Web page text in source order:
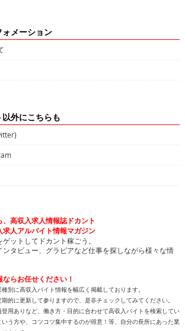
ォメーション
以外にこちらも
高収入求人情報誌ドカント
人アルバイト情報マガジン
ットしてドカント稼ごう。
タビュー、グラビアなど仕事を探しながら様々な情
らお任せください！
別に高収入バイト情報を幅広く掲載しております。
的に更新して参りますので、是非チェックしてみてください。
用ありなど、働き方・目的に合わせて高収入バイトを検索してい
う方や、コツコツ集中するのが得意！等、自分の長所にあった業